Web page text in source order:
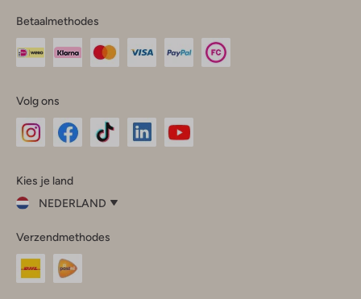
Betaalmethodes
Volg ons
InstagramFacebook
Kies je land
NEDERLAND
je
land
Nederland
Verzendmethodes